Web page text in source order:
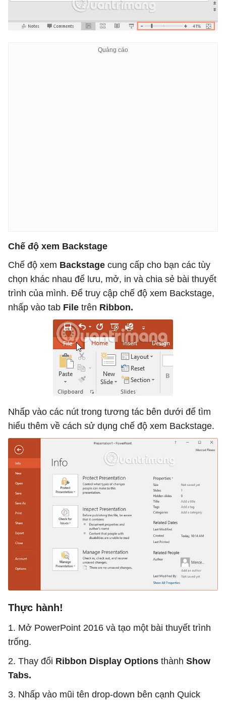
Chế độ xem Backstage
Chế độ xem Backstage cung cấp cho bạn các tùy
chọn khác nhau để lưu, mở, in và chia sẻ bài thuyết
trình của mình. Để truy cập chế độ xem Backstage,
nhấp vào tab File trên Ribbon.
Nhấp vào các nút trong tương tác bên dưới để tìm
hiểu thêm về cách sử dụng chế độ xem Backstage.
Thực hành!
1. Mở PowerPoint 2016 và tạo một bài thuyết trình
trống.
2. Thay đổi Ribbon Display Options thành Show
Tabs.
3. Nhấp vào mũi tên drop-down bên cạnh Quick